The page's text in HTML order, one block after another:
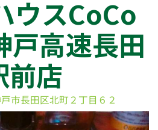
ウスCoCo
戸高速長
前店
戸市長田区北町２丁目６２